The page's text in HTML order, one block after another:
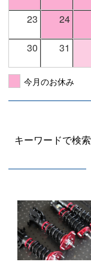
23 24
30 31
今月のお休み